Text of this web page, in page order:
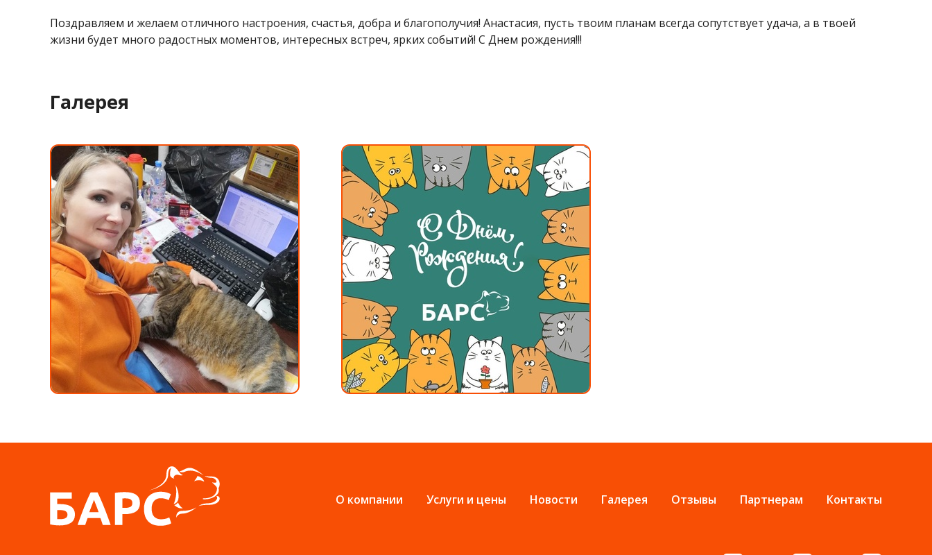
Поздравляем и желаем отличного настроения, счастья, добра и благополучия! Анастасия, пусть твоим планам всегда сопутствует удача, а в твоей
жизни будет много радостных моментов, интересных встреч, ярких событий! С Днем рождения!!!
Галерея
О компании Услуги и цены Новости Галерея Отзывы Партнерам Контакты